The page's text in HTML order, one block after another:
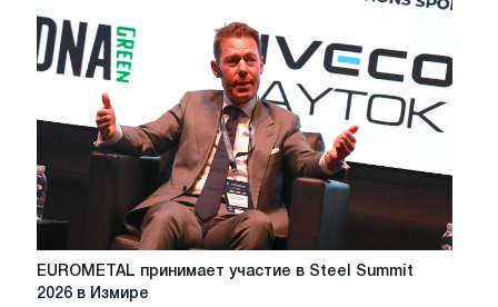
г.чем
говорит
и
отрасль?
EUROMETAL
принимает
EUROMETAL принимает участие в Steel Summit
2026 в Измире